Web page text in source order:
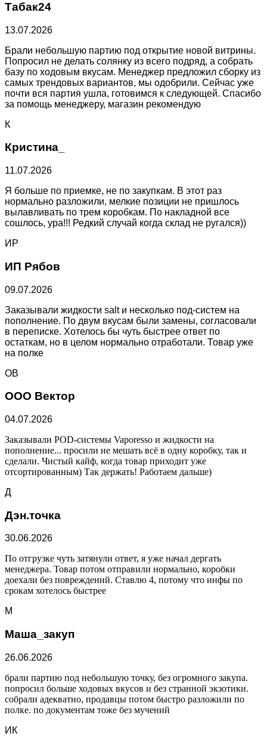
Табак24
13.07.2026
Брали небольшую партию под открытие новой витрины.
Попросил не делать солянку из всего подряд, а собрать
базу по ходовым вкусам. Менеджер предложил сборку из
самых трендовых вариантов, мы одобрили. Сейчас уже
почти вся партия ушла, готовимся к следующей. Спасибо
за помощь менеджеру, магазин рекомендую
К
Кристина_
11.07.2026
Я больше по приемке, не по закупкам. В этот раз
нормально разложили, мелкие позиции не пришлось
вылавливать по трем коробкам. По накладной все
сошлось, ура!!! Редкий случай когда склад не ругался))
ИР
ИП Рябов
09.07.2026
Заказывали жидкости salt и несколько под-систем на
пополнение. По двум вкусам были замены, согласовали
в переписке. Хотелось бы чуть быстрее ответ по
остаткам, но в целом нормально отработали. Товар уже
на полке
ОВ
ООО Вектор
04.07.2026
Заказывали POD-системы Vaporesso и жидкости на
пополнение... просили не мешать всё в одну коробку, так и
сделали. Чистый кайф, когда товар приходит уже
отсортированным) Так держать! Работаем дальше)
Д
Дэн.точка
30.06.2026
По отгрузке чуть затянули ответ, я уже начал дергать
менеджера. Товар потом отправили нормально, коробки
доехали без повреждений. Ставлю 4, потому что инфы по
срокам хотелось быстрее
М
Маша_закуп
26.06.2026
брали партию под небольшую точку, без огромного закупа.
попросил больше ходовых вкусов и без странной экзотики.
собрали адекватно, продавцы потом быстро разложили по
полке. по документам тоже без мучений
ИК